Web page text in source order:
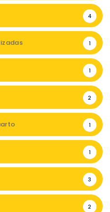
4
1
1
2
1
1
3
2